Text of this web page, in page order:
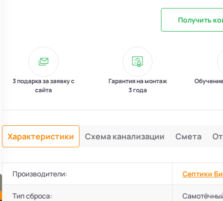
Получить
3 подарка за заявку с
сайта
Гарантия на монтаж
3 года
Характеристики Схема канализации Смета
Производители: Септики
Тип сброса: